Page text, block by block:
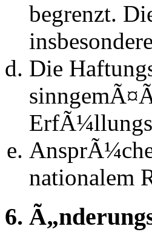
begrenzt.
Die
nationalem
6.